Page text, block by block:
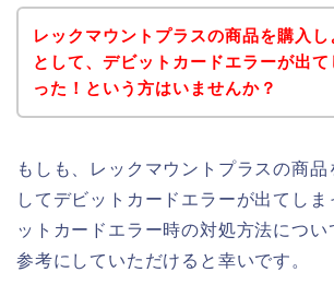
レックマウントプラスの商品を購入し
として、デビットカードエラーが出て
った！という方はいませんか？
もしも、レックマウントプラスの商品
してデビットカードエラーが出てしま
ットカードエラー時の対処方法につい
参考にしていただけると幸いです。